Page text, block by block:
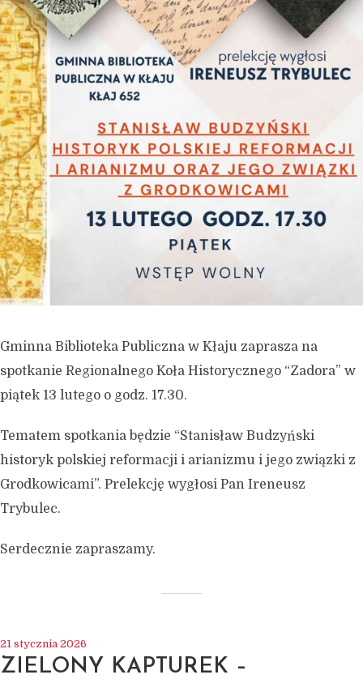
Gminna Biblioteka Publiczna w Kłaju zaprasza na
spotkanie Regionalnego Koła Historycznego “Zadora” w
piątek 13 lutego o godz. 17.30.
Tematem spotkania będzie “Stanisław Budzyński
historyk polskiej reformacji i arianizmu i jego związki z
Grodkowicami”. Prelekcję wygłosi Pan Ireneusz
Trybulec.
Serdecznie zapraszamy.
21 stycznia 2026
ZIELONY KAPTUREK –